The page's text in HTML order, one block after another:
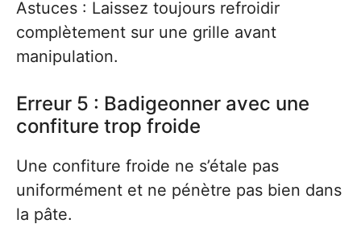
Astuces : Laissez toujours refroidir
complètement sur une grille avant
manipulation.
Erreur 5 : Badigeonner avec une
confiture trop froide
Une confiture froide ne s’étale pas
uniformément et ne pénètre pas bien dans
la pâte.